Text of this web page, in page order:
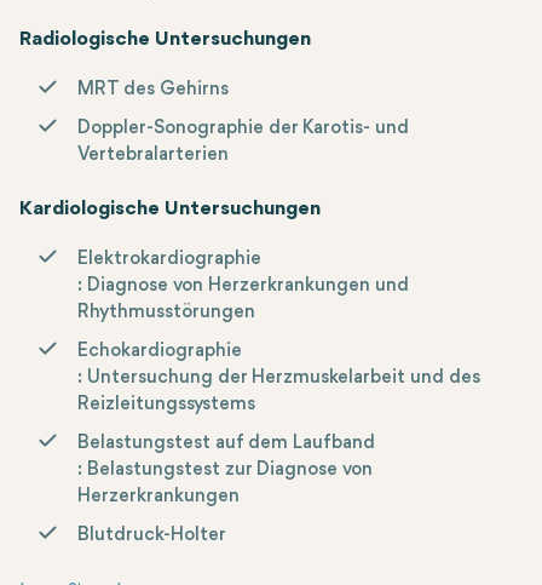
Radiologische Untersuchungen
MRT des Gehirns
Doppler-Sonographie der Karotis- und
Vertebralarterien
Kardiologische Untersuchungen
Elektrokardiographie
: Diagnose von Herzerkrankungen und
Rhythmusstörungen
Echokardiographie
: Untersuchung der Herzmuskelarbeit und des
Reizleitungssystems
Belastungstest auf dem Laufband
: Belastungstest zur Diagnose von
Herzerkrankungen
Blutdruck-Holter